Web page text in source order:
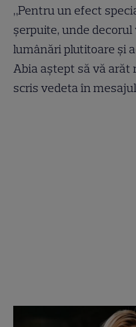
„Pentru un efect
șerpuite, unde
lumânări plutitoare și
Abia aștept să vă arăt
scris vedeta în